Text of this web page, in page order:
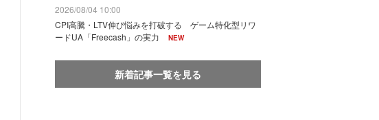
2026/08/04 10:00
CPI高騰・LTV伸び悩みを打破する ゲーム特化型リワ
ードUA「Freecash」の実力
NEW
新着記事一覧を見る